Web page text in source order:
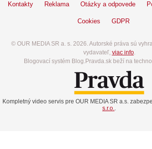
Kontakty Reklama Otázky a odpovede
Cookies GDPR
© OUR MEDIA SR a. s. 2026. Autorské práva sú
vydavateľ, viac info.
Blogovací systém Blog.Pravda.sk beží na
Kompletný video servis pre OUR MEDIA SR a.s.
s.r.o..